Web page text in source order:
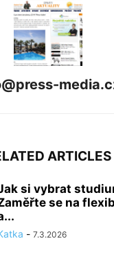
ARTICLES
si vybrat
se na
- 7.3.2026